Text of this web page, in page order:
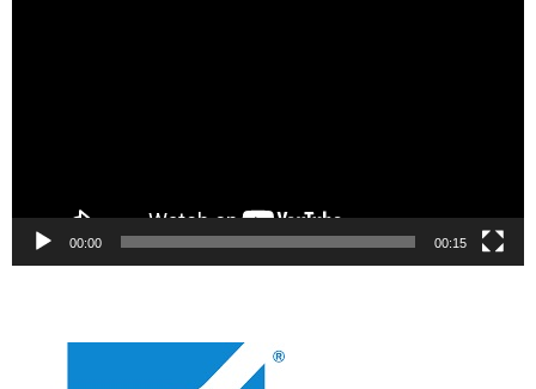
00:00 00:15